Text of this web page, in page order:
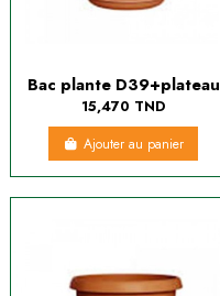
Bac plante D39+plateau
15,470 TND
Ajouter au panier